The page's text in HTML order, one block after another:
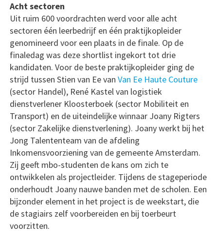
Acht sectoren
Uit ruim 600 voordrachten werd voor alle acht
sectoren één leerbedrijf en één praktijkopleider
genomineerd voor een plaats in de finale. Op de
finaledag was deze shortlist ingekort tot drie
kandidaten. Voor de beste praktijkopleider ging de
strijd tussen Stien van Ee van Van Ee Haute Couture
(sector Handel), René Kastel van logistiek
dienstverlener Kloosterboek (sector Mobiliteit en
Transport) en de uiteindelijke winnaar Joany Rigters
(sector Zakelijke dienstverlening). Joany werkt bij het
Jong Talententeam van de afdeling
Inkomensvoorziening van de gemeente Amsterdam.
Zij geeft mbo-studenten de kans om zich te
ontwikkelen als projectleider. Tijdens de stageperiode
onderhoudt Joany nauwe banden met de scholen. Een
bijzonder element in het project is de weekstart, die
de stagiairs zelf voorbereiden en bij toerbeurt
voorzitten.